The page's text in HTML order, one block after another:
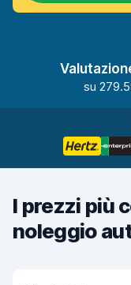
su
I prezzi più
noleggio